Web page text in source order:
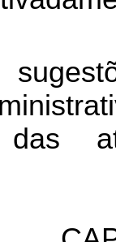
das